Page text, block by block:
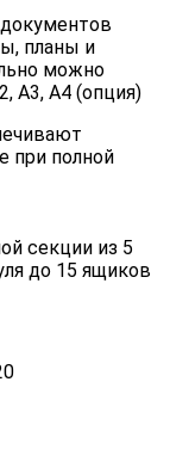
планы и
можно
А3, А4 (опция)
при полной
секции из 5
до 15 ящиков